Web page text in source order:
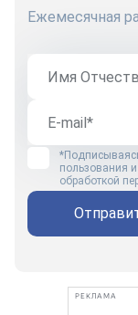
Ежемесячная
пользования и
обработкой
РЕКЛАМА